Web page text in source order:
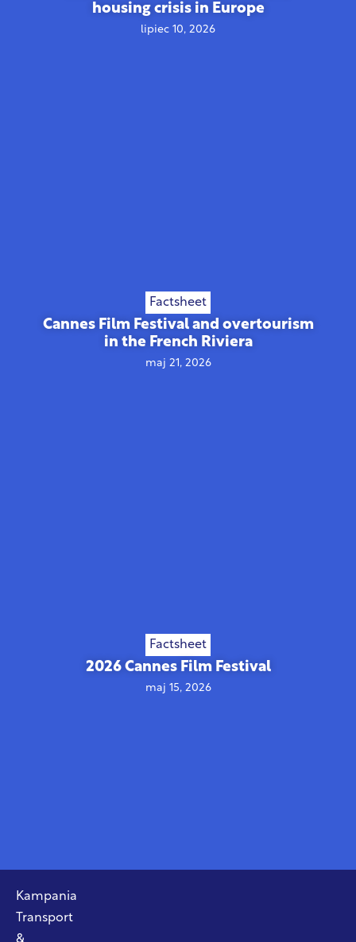
housing crisis in Europe
lipiec 10, 2026
Factsheet
Cannes Film Festival and overtourism
in the French Riviera
maj 21, 2026
Factsheet
2026 Cannes Film Festival
maj 15, 2026
Kampania
Transport